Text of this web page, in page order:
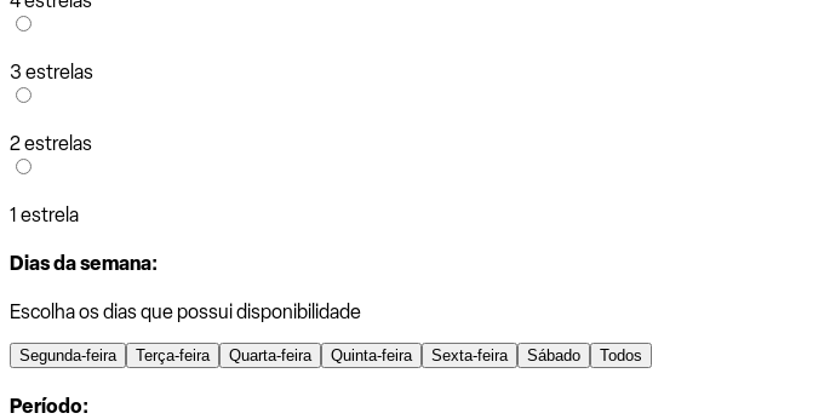
3 estrelas
2 estrelas
1 estrela
Dias da semana:
Escolha os dias que possui disponibilidade
Segunda-feira Terça-feira Quarta-feira Quinta-feira Sexta-feira Sábado Todos
Período: